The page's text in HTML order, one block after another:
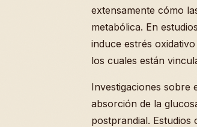
extensamente cómo
metabólica. En estudios
induce estrés
los cuales están
Investigaciones sobre
absorción de la
postprandial. Estudios